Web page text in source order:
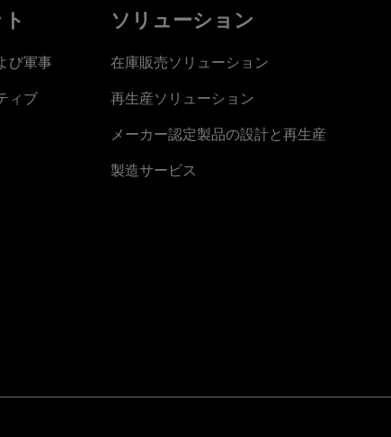
び軍事
ィブ
ソリューション
在庫販売ソリューション
再生産ソリューション
メーカー認定製品の設計と再生産
製造サービス